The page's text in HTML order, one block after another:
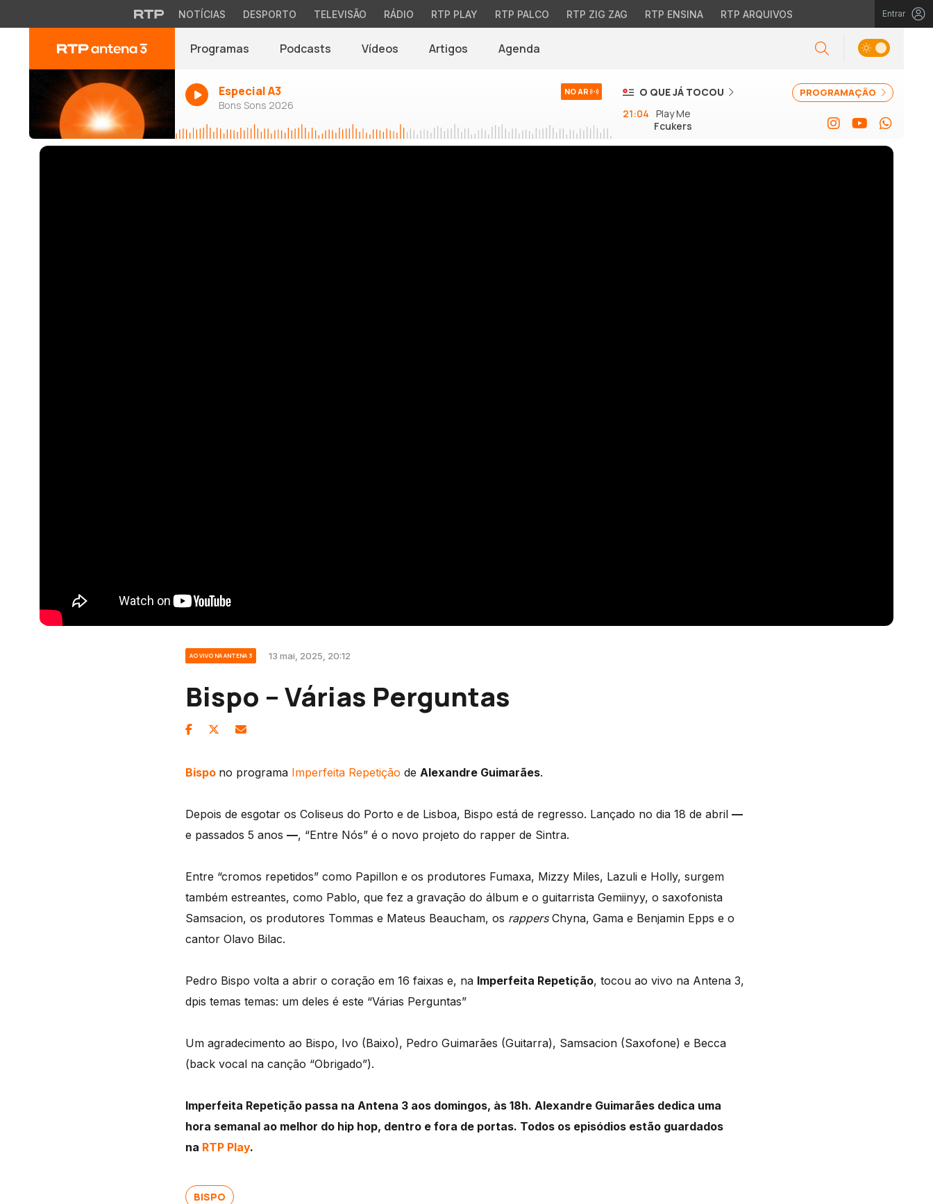
NOTÍCIAS DESPORTO TELEVISÃO RÁDIO RTP PLAY RTP PALCO RTP ZIG ZAG RTP ENSINA RTP ARQUIVOS Entrar
Programas Podcasts Vídeos Artigos Agenda
Especial A3
Bons Sons 2026
NO AR PROGRAMAÇÃO
O QUE JÁ TOCOU
21:04 Play Me
Fcukers
AO VIVO NA ANTENA 3 13 mai, 2025, 20:12
Bispo – Várias Perguntas
Bispo no programa Imperfeita Repetição de Alexandre Guimarães.
Depois de esgotar os Coliseus do Porto e de Lisboa, Bispo está de regresso. Lançado no dia 18 de abril —
e passados 5 anos —, “Entre Nós” é o novo projeto do rapper de Sintra.
Entre “cromos repetidos” como Papillon e os produtores Fumaxa, Mizzy Miles, Lazuli e Holly, surgem
também estreantes, como Pablo, que fez a gravação do álbum e o guitarrista Gemiinyy, o saxofonista
Samsacion, os produtores Tommas e Mateus Beaucham, os rappersChyna, Gama e Benjamin Epps e o
cantor Olavo Bilac.
Pedro Bispo volta a abrir o coração em 16 faixas e, na Imperfeita Repetição, tocou ao vivo na Antena 3,
dpis temas temas: um deles é este “Várias Perguntas”
Um agradecimento ao Bispo, Ivo (Baixo), Pedro Guimarães (Guitarra), Samsacion (Saxofone) e Becca
(back vocal na canção “Obrigado”).
Imperfeita Repetição passa na Antena 3 aos domingos, às 18h. Alexandre Guimarães dedica uma
hora semanal ao melhor do hip hop, dentro e fora de portas. Todos os episódios estão guardados
na RTP Play.
BISPO